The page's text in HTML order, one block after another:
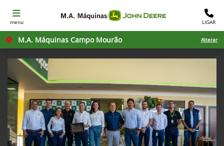
menu LIGAR
M.A. Máquinas Campo Mourão Alterar